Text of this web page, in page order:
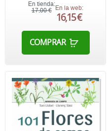
En tienda:
17,00 € En la web:
16,15 €
COMPRAR